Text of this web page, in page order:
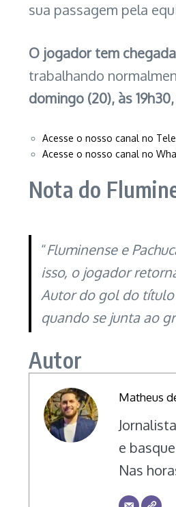
sua passagem pela
O jogador tem
trabalhando
domingo (20), às
Acesse o nosso canal no
Acesse o nosso canal no
Nota do
“Fluminense e
isso, o jogador
Autor do gol do título
quando se junta ao
Autor
Matheus
e
Nas